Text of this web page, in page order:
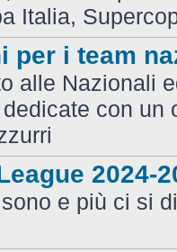
Italia,
per i team
alle Nazionali
con un
2024-
e più ci si